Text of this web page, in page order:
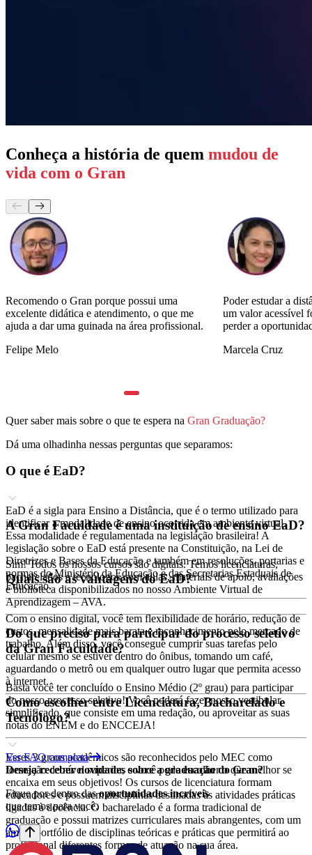
Conheça a história de quem mudou de
vida com o Gran
Recomendo o Gran porque possui uma
excelente didática e atendimento, o que me
ajuda a dar uma guinada na área profissional.
Felipe Melo
Poder estudar a
um valor acessível
perder a
Marcela Cruz
Quer saber mais sobre o que te espera na Gran Graduação?
Dá uma olhadinha nessas perguntas que separamos:
O que é EaD?
EaD é a sigla para Ensino a Distância, que é o termo utilizado para
identificar a modalidade de ensino ocorrida em ambiente virtual.
Essa modalidade é regulamentada na legislação brasileira! A
legislação sobre o EaD está presente na Constituição, na Lei de
Diretrizes e Bases da Educação e também em resoluções, portarias e
normas do Ministério da Educação e das Secretarias Estaduais de
Educação.
A Gran Faculdade é uma instituição de ensino EaD?
Sim! Todos os nossos cursos são digitais. Temos licenciaturas,
bacharelados e tecnólogos com aulas, materiais de apoio, avaliações
e biblioteca disponibilizados no nosso Ambiente Virtual de
Aprendizagem – AVA.
Quais são as vantagens do EaD?
Com o ensino digital, você tem flexibilidade de horário, redução de
custos, mensalidade mais barata e reconhecimento pelo mercado de
trabalho. Além disso, você consegue cumprir suas tarefas pelo
celular mesmo se estiver dentro do ônibus, tomando um café,
aguardando o metrô ou em qualquer outro lugar que permita acesso
à internet.
Do que preciso para participar do processo seletivo
da Gran Faculdade?
Basta você ter concluído o Ensino Médio (2º grau) para participar
do nosso processo seletivo! Você poderá fazer nosso vestibular
simplificado, que consiste em uma redação, ou aproveitar as suas
notas do ENEM e do ENCCEJA!
Como escolher entre Licenciatura, Bacharelado e
Tecnólogo?
Esses 3 graus acadêmicos são reconhecidos pelo MEC como
formação de nível superior, e você pode escolher o que melhor se
encaixa em seus objetivos! Os cursos de licenciatura formam
educadores e possuem disciplinas destinadas às atividades práticas
ligadas à docência. O bacharelado é a forma tradicional de
graduação e possui matrizes curriculares mais abrangentes, com um
amplo portfólio de disciplinas teóricas e práticas que permitirá ao
profissional diferentes formas de atuação na sua área.
Ver FAQ completa
Deseja recebernovidades sobre a graduação do Gran?
Fique por dentro dasoportunidades incríveis
que temos para você.